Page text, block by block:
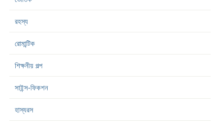
রহস্য
রোমান্টিক
শিক্ষনীয় গল্প
সাইন্স-ফিকশন
হাস্যরস